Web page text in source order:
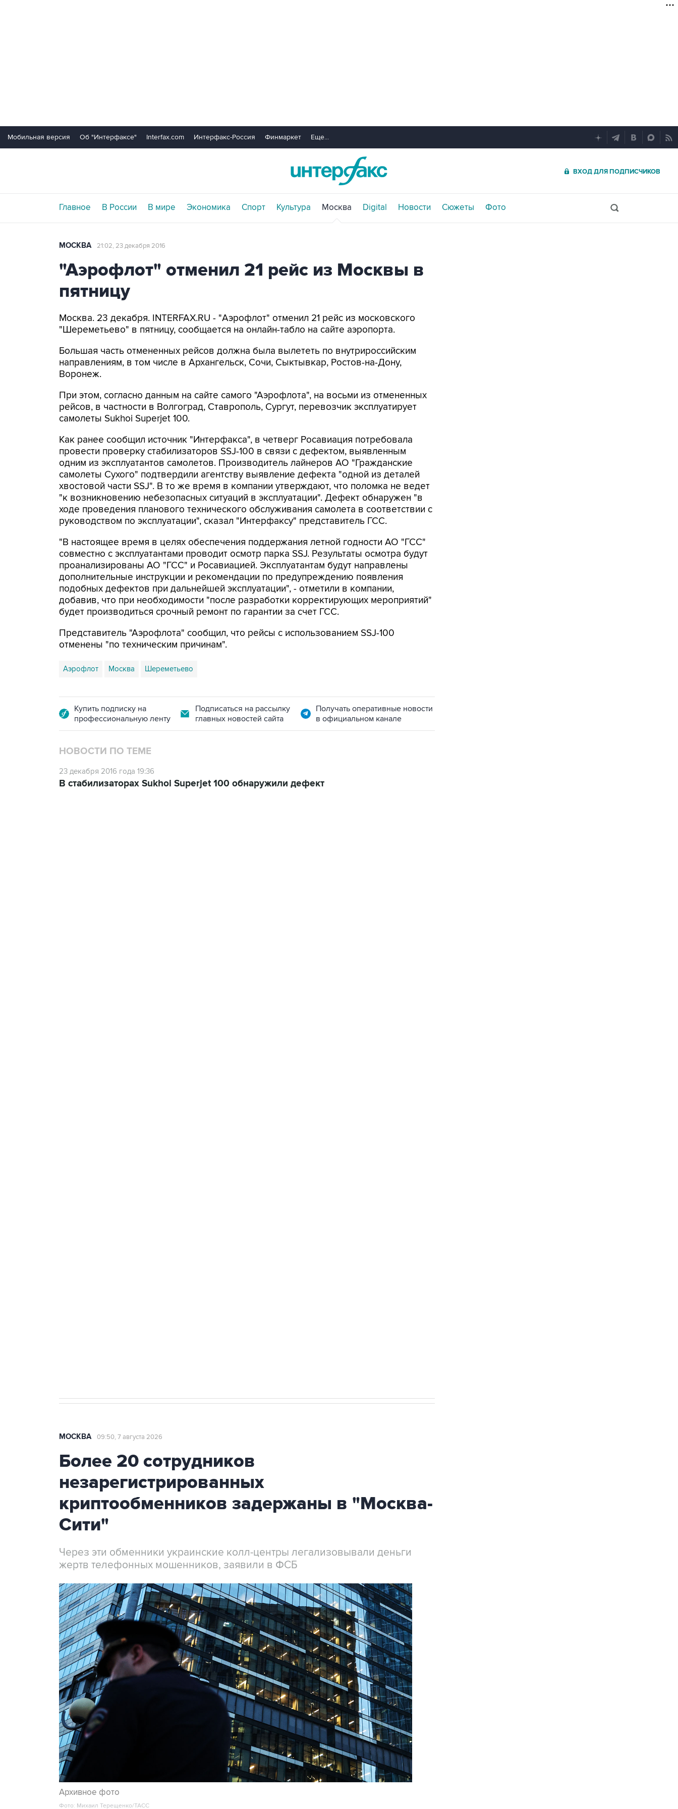
Мобильная версия Об "Интерфаксе" Interfax.com Интерфакс-Россия Финмаркет Еще...
ВХОД ДЛЯ ПОДПИСЧИКОВ
Главное В России В мире Экономика Спорт Культура Москва Digital Новости Сюжеты Фото
МОСКВА 21:02, 23 декабря 2016
"Аэрофлот" отменил 21 рейс из Москвы в
пятницу
Москва. 23 декабря. INTERFAX.RU - "Аэрофлот" отменил 21 рейс из московского
"Шереметьево" в пятницу, сообщается на онлайн-табло на сайте аэропорта.
Большая часть отмененных рейсов должна была вылететь по внутрироссийским
направлениям, в том числе в Архангельск, Сочи, Сыктывкар, Ростов-на-Дону,
Воронеж.
При этом, согласно данным на сайте самого "Аэрофлота", на восьми из отмененных
рейсов, в частности в Волгоград, Ставрополь, Сургут, перевозчик эксплуатирует
самолеты Sukhoi Superjet 100.
Как ранее сообщил источник "Интерфакса", в четверг Росавиация потребовала
провести проверку стабилизаторов SSJ-100 в связи с дефектом, выявленным
одним из эксплуатантов самолетов. Производитель лайнеров АО "Гражданские
самолеты Сухого" подтвердили агентству выявление дефекта "одной из деталей
хвостовой части SSJ". В то же время в компании утверждают, что поломка не ведет
"к возникновению небезопасных ситуаций в эксплуатации". Дефект обнаружен "в
ходе проведения планового технического обслуживания самолета в соответствии с
руководством по эксплуатации", сказал "Интерфаксу" представитель ГСС.
"В настоящее время в целях обеспечения поддержания летной годности АО "ГСС"
совместно с эксплуатантами проводит осмотр парка SSJ. Результаты осмотра будут
проанализированы АО "ГСС" и Росавиацией. Эксплуатантам будут направлены
дополнительные инструкции и рекомендации по предупреждению появления
подобных дефектов при дальнейшей эксплуатации", - отметили в компании,
добавив, что при необходимости "после разработки корректирующих мероприятий"
будет производиться срочный ремонт по гарантии за счет ГСС.
Представитель "Аэрофлота" сообщил, что рейсы с использованием SSJ-100
отменены "по техническим причинам".
Аэрофлот Москва Шереметьево
Купить подписку на
профессиональную ленту
Подписаться на рассылку
главных новостей сайта
Получать оперативные новости
в официальном канале
НОВОСТИ ПО ТЕМЕ
23 декабря 2016 года 19:36
В стабилизаторах Sukhoi Superjet 100 обнаружили дефект
МОСКВА 09:50, 7 августа 2026
Более 20 сотрудников
незарегистрированных
криптообменников задержаны в "Москва-
Сити"
Через эти обменники украинские колл-центры легализовывали деньги
жертв телефонных мошенников, заявили в ФСБ
Архивное фото
Фото: Михаил Терещенко/ТАСС